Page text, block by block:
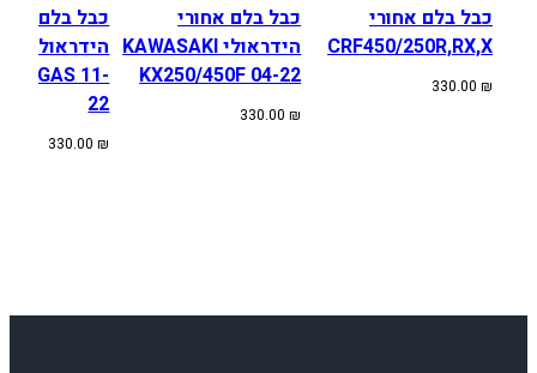
0
0
כבל בלם אחורי
CRF450/250R,RX,X
330.00 ₪
כבל בלם אחורי
הידראולי KAWASAKI
KX250/450F 04-22
330.00₪
כבל בלם
הידראולי
GAS 11-
22
330.00₪